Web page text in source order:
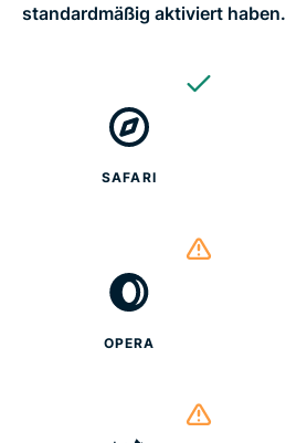
standardmäßig aktiviert haben.
SAFARI
OPERA